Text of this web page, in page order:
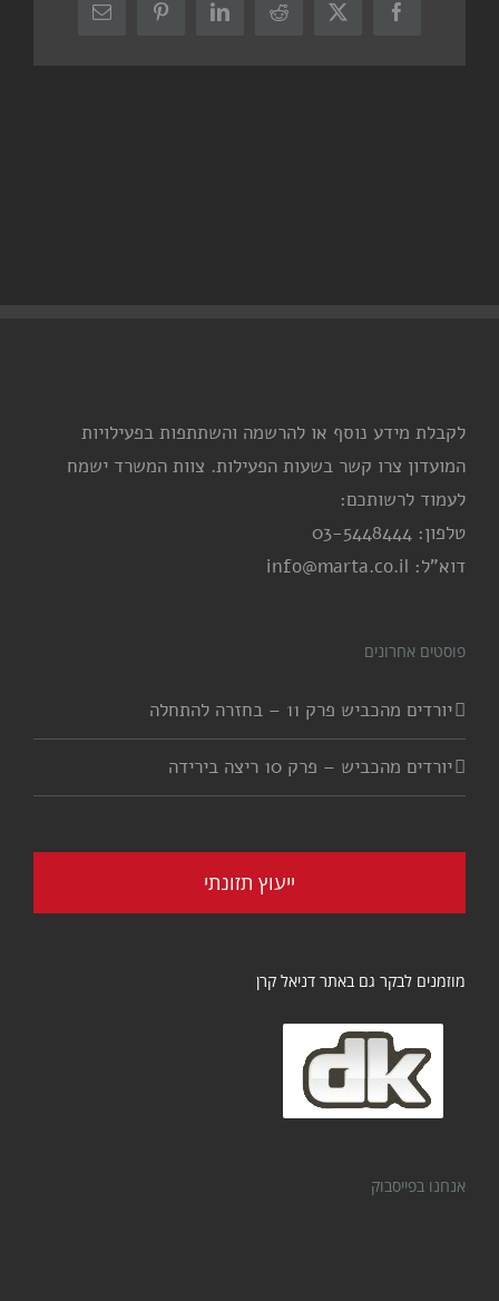
Facebook
X
Reddit
LinkedIn
Pinterestכתובת
לקבלת מידע נוסף או להרשמה והשתתפות בפעילויות
המועדון צרו קשר בשעות הפעילות. צוות המשרד ישמח
לעמוד לרשותכם:
טלפון: 03-5448444
דוא"ל: info@marta.co.il
פוסטים אחרונים
יורדים מהכביש פרק 11 – בחזרה להתחלה
יורדים מהכביש – פרק 10 ריצה בירידה
ייעוץ תזונתי
מוזמנים לבקר גם באתר דניאל קרן
אנחנו בפייסבוק